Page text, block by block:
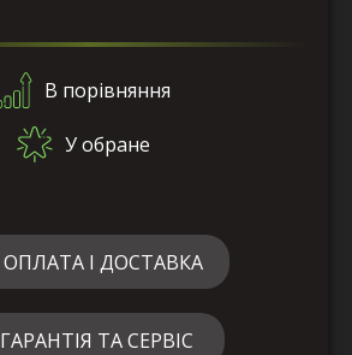
В порівняння
У обране
ОПЛАТА І ДОСТАВКА
ГАРАНТІЯ ТА СЕРВІС